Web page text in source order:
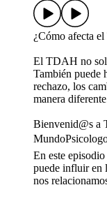
¿Cómo afecta
El TDAH no
También puede
rechazo, los
manera
Bienvenid@s a
En este
puede influir en
nos